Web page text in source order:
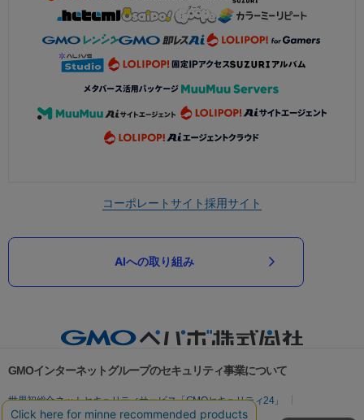
コーポレートサイト採用サイト
AIへの取り組み
GMOインターネットグループのセキュリティ事業について
世界初総合ネットセキュリティサービス「GMOセキュリティ24」